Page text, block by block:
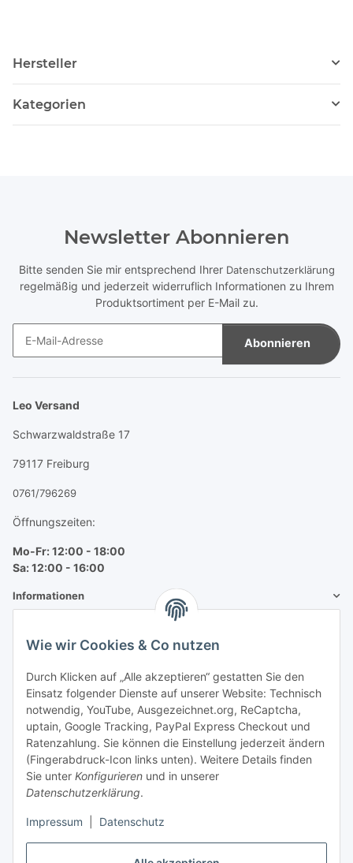
Wie wir Cookies & Co nutzen
Durch Klicken auf „Alle akzeptieren“ gestatten Sie den
Einsatz folgender Dienste auf unserer Website: Technisch
notwendig, YouTube, Ausgezeichnet.org, ReCaptcha,
uptain, Google Tracking, PayPal Express Checkout und
Ratenzahlung. Sie können die Einstellung jederzeit ändern
(Fingerabdruck-Icon links unten). Weitere Details finden
Sie unter Konfigurieren und in unserer
Datenschutzerklärung.
Impressum Datenschutz
Hersteller
Kategorien
Newsletter Abonnieren
Bitte senden Sie mir entsprechend Ihrer Datenschutzerklärung
regelmäßig und jederzeit widerruflich Informationen zu Ihrem
Produktsortiment per E-Mail zu.
Abonnieren
Leo Versand
Schwarzwaldstraße 17
79117 Freiburg
0761/796269
Öffnungszeiten:
Mo-Fr: 12:00 - 18:00
Sa: 12:00 - 16:00
Informationen
Mehr über
Bequem zahlen